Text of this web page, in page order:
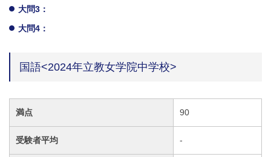
大問3：
大問4：
国語<2024年立教女学院中学校>
満点 90
受験者平均 -